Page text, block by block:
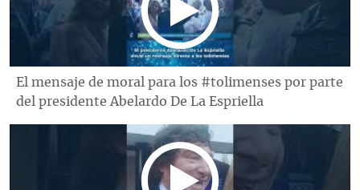
El mensaje de moral para los #tolimenses por parte
del presidente Abelardo De La Espriella